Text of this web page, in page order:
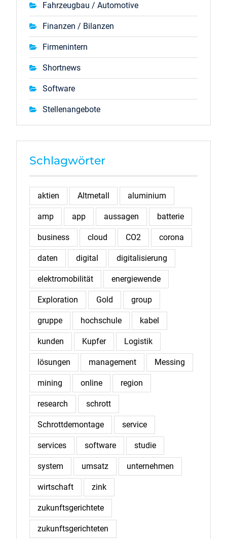
Fahrzeugbau / Automotive
Finanzen / Bilanzen
Firmenintern
Shortnews
Software
Stellenangebote
Schlagwörter
aktien Altmetall aluminium
amp app aussagen batterie
business cloud CO2 corona
daten digital digitalisierung
elektromobilität energiewende
Exploration Gold group
gruppe hochschule kabel
kunden Kupfer Logistik
lösungen management Messing
mining online region
research schrott
Schrottdemontage service
services software studie
system umsatz unternehmen
wirtschaft zink
zukunftsgerichtete
zukunftsgerichteten